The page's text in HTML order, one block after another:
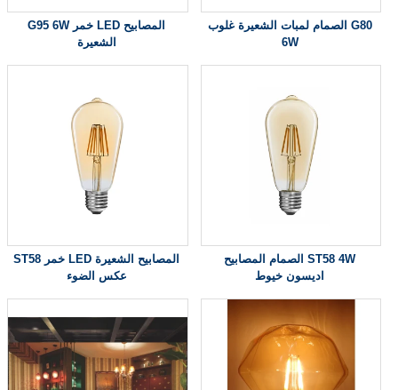
G95 6W خمر LED المصابيح
الشعيرة
الصمام لمبات الشعيرة غلوب G80
6W
ST58 خمر LED المصابيح الشعيرة
عكس الضوء
الصمام المصابيح ST58 4W
اديسون خيوط